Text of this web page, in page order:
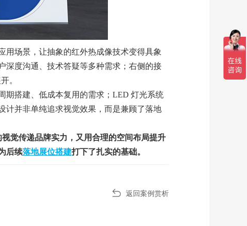
场景，让抽象的红外热成像技术变得具象
深度沟通、技术答疑等多种需求；右侧的接
。
搭建、低成本复用的需求；LED 灯光系统
计并非单纯追求视觉效果，而是兼顾了落地
觉传递品牌实力，又用合理的空间布局提升
后续落地展位搭建打下了扎实的基础。
返回案例赏析